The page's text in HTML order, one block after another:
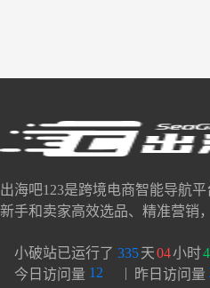
出海吧123是跨境电商智能导航
新手和卖家高效选品、精准营销
小破站已运行了 335天04小时
今日访问量 12 | 昨日访问量